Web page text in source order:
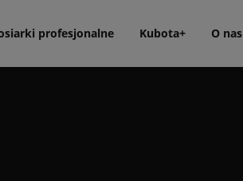
profesjonalne Kubota+ O nas